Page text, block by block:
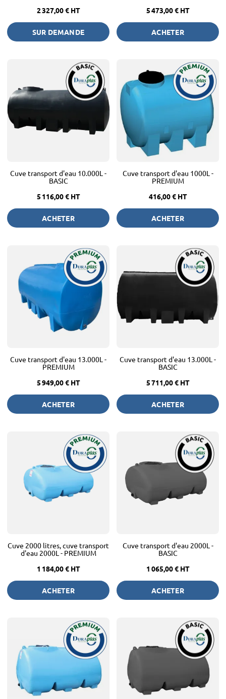
2 327,00 € HT
SUR DEMANDE
5 473,00 € HT
ACHETER
Cuve transport d'eau 10.000L -
BASIC
5 116,00 € HT
ACHETER
Cuve transport d'eau 1000L -
PREMIUM
416,00 € HT
ACHETER
Cuve transport d'eau 13.000L -
PREMIUM
5 949,00 € HT
ACHETER
Cuve transport d'eau 13.000L -
BASIC
5 711,00 € HT
ACHETER
Cuve 2000 litres, cuve transport
d'eau 2000L - PREMIUM
1 184,00 € HT
ACHETER
Cuve transport d'eau 2000L -
BASIC
1 065,00 € HT
ACHETER